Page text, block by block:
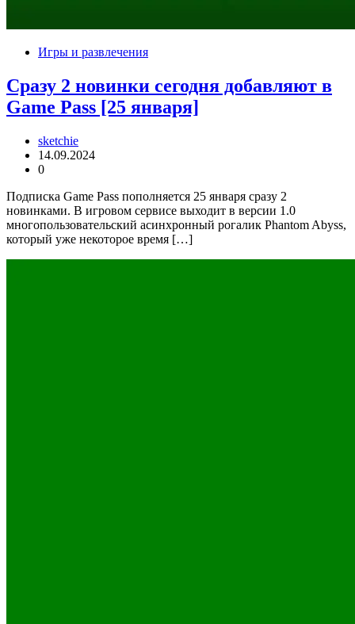
Игры и развлечения
Сразу 2 новинки сегодня добавляют в
Game Pass [25 января]
sketchie
14.09.2024
0
Подписка Game Pass пополняется 25 января сразу 2
новинками. В игровом сервисе выходит в версии 1.0
многопользовательский асинхронный рогалик Phantom Abyss,
который уже некоторое время […]